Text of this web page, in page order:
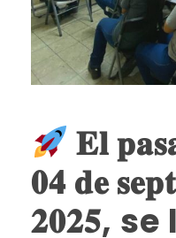
𝐄𝐥
𝟎𝟒 𝐝𝐞
𝟐𝟎𝟐𝟓,